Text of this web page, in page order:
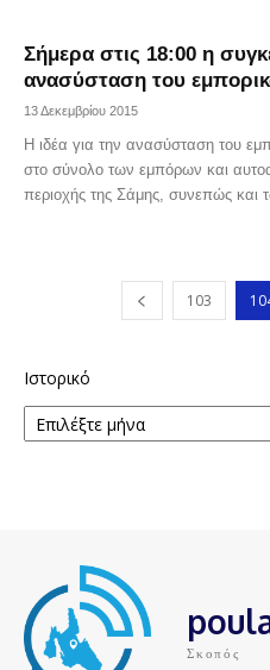
Σήμερα στις 18:00 η
ανασύσταση του
13 Δεκεμβρίου 2015
Η ιδέα για την ανασύσταση του
στο σύνολο των εμπόρων και
περιοχής της Σάμης, συνεπώς και
103
Ιστορικό
Σκοπός